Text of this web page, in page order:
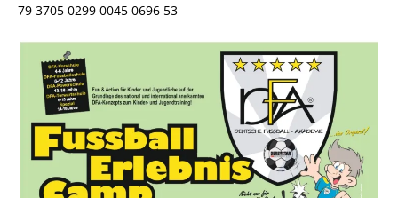
79 3705 0299 0045 0696 53